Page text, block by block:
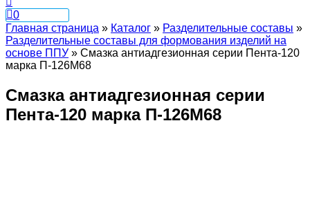
0
Главная страница » Каталог » Разделительные составы »
Разделительные составы для формования изделий на
основе ППУ » Смазка антиадгезионная серии Пента-120
марка П-126М68
Смазка антиадгезионная серии
Пента-120 марка П-126М68